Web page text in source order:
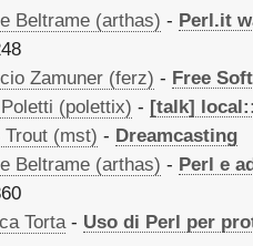
Beltrame (‎arthas‎) - ‎Perl.it
Zamuner (‎ferz‎) - ‎Free
(‎polettix‎) - ‎[talk]
Trout (‎mst‎) - ‎Dreamcasting‎
Beltrame (‎arthas‎) - ‎Perl e
Torta- ‎Uso di Perl per